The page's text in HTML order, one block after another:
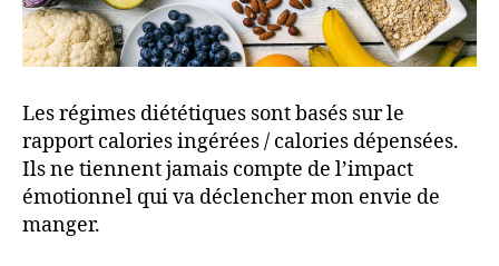
Les régimes diététiques sont basés sur le
rapport calories ingérées / calories dépensées.
Ils ne tiennent jamais compte de l’impact
émotionnel qui va déclencher mon envie de
manger.